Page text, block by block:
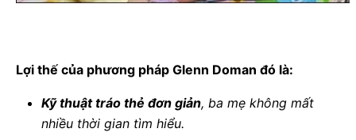
Lợi thế của phương pháp Glenn Doman đó là:
Kỹ thuật tráo thẻ đơn giản, ba mẹ không mất
nhiều thời gian tìm hiểu.